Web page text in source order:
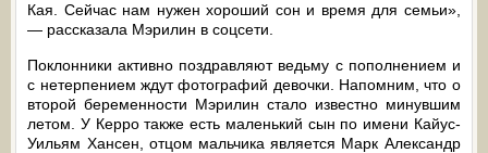
Кая. Сейчас нам нужен хороший сон и время для семьи»,
— рассказала Мэрилин в соцсети.
Поклонники активно поздравляют ведьму с пополнением и
с нетерпением ждут фотографий девочки. Напомним, что о
второй беременности Мэрилин стало известно минувшим
летом. У Керро также есть маленький сын по имени Кайус-
Уильям Хансен, отцом мальчика является Марк Александр